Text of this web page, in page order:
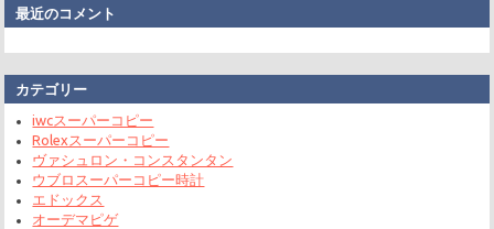
最近のコメント
カテゴリー
iwcスーパーコピー
Rolexスーパーコピー
ヴァシュロン・コンスタンタン
ウブロスーパーコピー時計
エドックス
オーデマピゲ